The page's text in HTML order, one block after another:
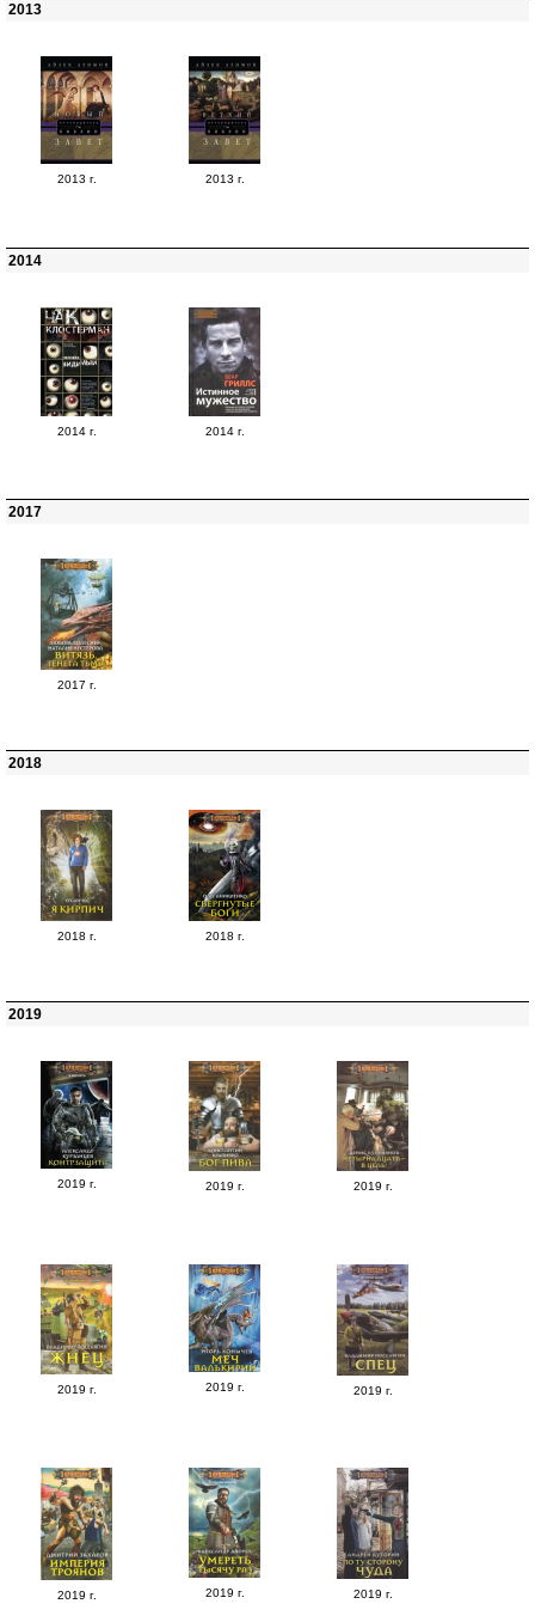
2013
2013 г. 2013 г.
2014
2014 г. 2014 г.
2017
2017 г.
2018
2018 г. 2018 г.
2019
2019 г. 2019 г. 2019 г.
2019 г. 2019 г. 2019 г.
2019 г. 2019 г. 2019 г.